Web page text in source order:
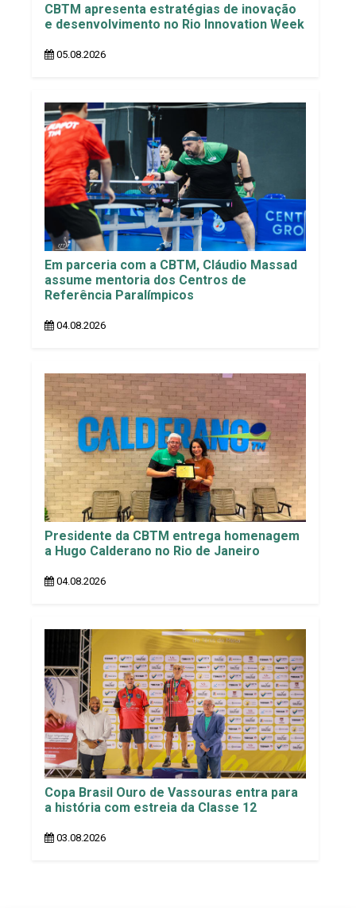
CBTM apresenta estratégias de inovação
e desenvolvimento no Rio Innovation Week
05.08.2026
Em parceria com a CBTM, Cláudio Massad
assume mentoria dos Centros de
Referência Paralímpicos
04.08.2026
Presidente da CBTM entrega homenagem
a Hugo Calderano no Rio de Janeiro
04.08.2026
Copa Brasil Ouro de Vassouras entra para
a história com estreia da Classe 12
03.08.2026